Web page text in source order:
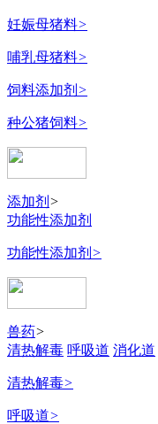
妊娠母猪料>
哺乳母猪料>
饲料添加剂 >
种公猪饲料>
添加剂 >
功能性添加剂
功能性添加剂 >
兽药>
清热解毒 呼吸道 消化道
清热解毒>
呼吸道>